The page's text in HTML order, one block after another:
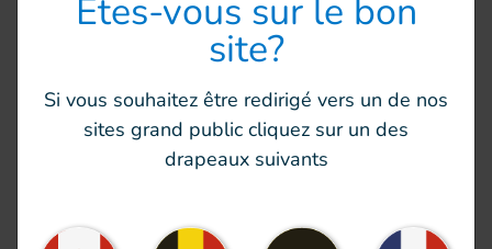
Êtes-vous sur le bon
site?
Si vous souhaitez être redirigé vers un de nos
sites grand public cliquez sur un des
drapeaux suivants